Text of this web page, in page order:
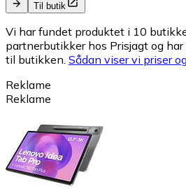
Til butik
Vi har fundet produktet i 10
partnerbutikker hos Prisjagt og
til butikken. Sådan viser vi priser
Reklame
Reklame